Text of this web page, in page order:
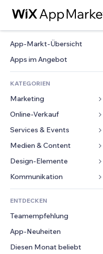
App-Markt-Übersicht
Apps im Angebot
KATEGORIEN
Marketing
Anzeigen
Mobil
Statistiken
Website-Einträge
E-Mail
Online-Verkauf
Apps für Shops
Versand & Lieferung
Verkaufen-Buttons
Buchhaltung
Gutscheine & Treuebonus
Lagerlösungen
Services & Events
Hotels
Events
Restaurants
Immobilien
Buchungen
Medien & Content
Galerie
Musik
Podcasts
Fotografie
Video
PDF
Dateifreigabe
Design-Elemente
Karten & Navigation
Datenschutz & Sicherheit
Uhr
Seiten-Vorlagen
Bildeffekte
Buttons & Menüs
Formulare
Umfragen
Chat
Kommentare
ENTDECKEN
Teamempfehlung
App-Neuheiten
Diesen Monat beliebt